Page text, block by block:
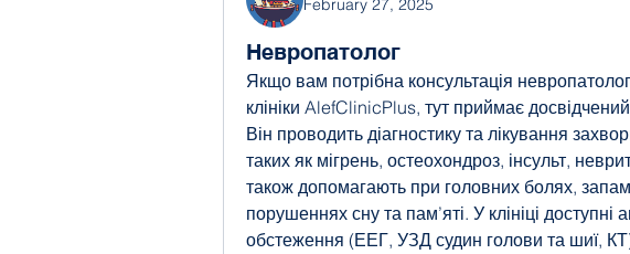
February 27, 2025
Невропатолог
Якщо вам потрібна консультація
клініки AlefClinicPlus, тут приймає досвідчений
Він проводить діагностику та лікування
таких як мігрень, остеохондроз, інсульт,
також допомагають при головних болях,
порушеннях сну та пам’яті. У клініці доступні
обстеження (ЕЕГ, УЗД судин голови та шиї,